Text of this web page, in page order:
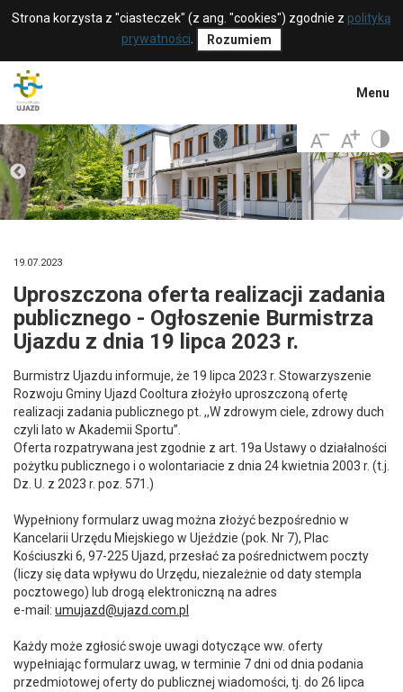
Strona korzysta z "ciasteczek" (z ang. "cookies") zgodnie z polityką
prywatności
Rozumiem
Menu
19.07.2023
Uproszczona oferta realizacji zadania
publicznego - Ogłoszenie Burmistrza
Ujazdu z dnia 19 lipca 2023 r.
Burmistrz Ujazdu informuje, że 19 lipca 2023 r. Stowarzyszenie
Rozwoju Gminy Ujazd Cooltura złożyło uproszczoną ofertę
realizacji zadania publicznego pt. ,,W zdrowym ciele, zdrowy duch
czyli lato w Akademii Sportu”.
Oferta rozpatrywana jest zgodnie z art. 19a Ustawy o działalności
pożytku publicznego i o wolontariacie z dnia 24 kwietnia 2003 r. (t.j.
Dz. U. z 2023 r. poz. 571.)
Wypełniony formularz uwag można złożyć bezpośrednio w
Kancelarii Urzędu Miejskiego w Ujeździe (pok. Nr 7), Plac
Kościuszki 6, 97-225 Ujazd, przesłać za pośrednictwem poczty
(liczy się data wpływu do Urzędu, niezależnie od daty stempla
pocztowego) lub drogą elektroniczną na adres
e-mail: umujazd@ujazd.com.pl
Każdy może zgłosić swoje uwagi dotyczące ww. oferty
wypełniając formularz uwag, w terminie 7 dni od dnia podania
przedmiotowej oferty do publicznej wiadomości, tj. do 26 lipca